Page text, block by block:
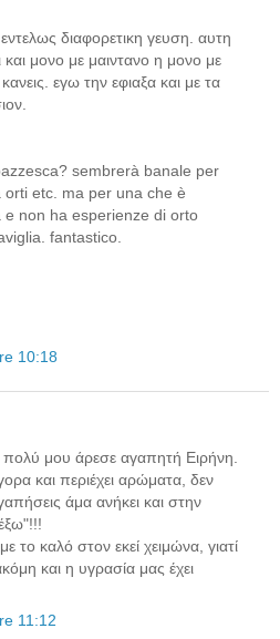
εντελως διαφορετικη γευση. αυτη
μονο με μαιντανο η μονο με
εγω την εφιαξα και με τα
sembrerà banale per
etc. ma per una che è
non ha esperienze di orto
fantastico.
10:18
μου άρεσε αγαπητή Ειρήνη.
και περιέχει αρώματα, δεν
άμα ανήκει και στην
το καλό στον εκεί χειμώνα, γιατί
και η υγρασία μας έχει
11:12